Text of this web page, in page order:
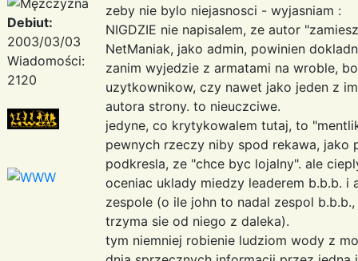
Debiut:
2003/03/03
Wiadomości:
2120
zeby nie bylo niejasnosci - wyjasniam :
NIGDZIE nie napisalem, ze autor
NetManiak, jako admin, powinien
zanim wyjedzie z armatami na wroble,
uzytkownikow, czy nawet jako jeden z
autora strony. to nieuczciwe.
jedyne, co krytykowalem tutaj, to
pewnych rzeczy niby spod rekawa, jako
podkresla, ze "chce byc lojalny". ale
oceniac uklady miedzy leaderem b.b.b.
zespole (o ile john to nadal zespol
trzyma sie od niego z daleka).
tym niemniej robienie ludziom wody z